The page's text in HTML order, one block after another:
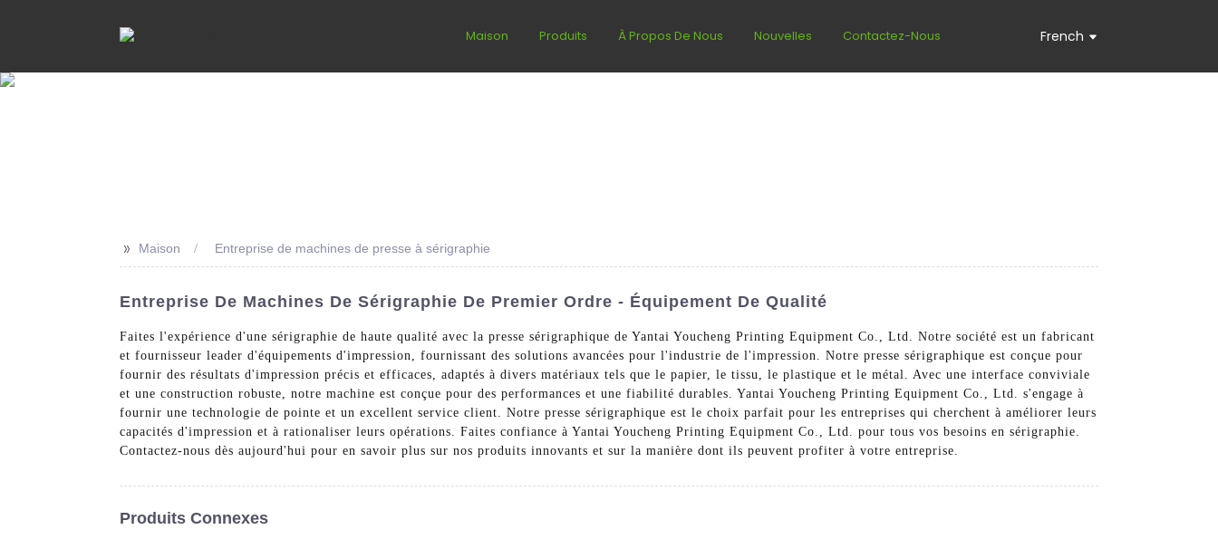
Maison Produits À Propos De Nous Nouvelles Contactez-Nous French
>> Maison Entreprise de machines de presse à sérigraphie
Entreprise De Machines De Sérigraphie De Premier Ordre - Équipement De Qualité
Faites l'expérience d'une sérigraphie de haute qualité avec la presse sérigraphique de Yantai Youcheng Printing Equipment Co., Ltd. Notre société est un fabricant
et fournisseur leader d'équipements d'impression, fournissant des solutions avancées pour l'industrie de l'impression. Notre presse sérigraphique est conçue pour
fournir des résultats d'impression précis et efficaces, adaptés à divers matériaux tels que le papier, le tissu, le plastique et le métal. Avec une interface conviviale
et une construction robuste, notre machine est conçue pour des performances et une fiabilité durables. Yantai Youcheng Printing Equipment Co., Ltd. s'engage à
fournir une technologie de pointe et un excellent service client. Notre presse sérigraphique est le choix parfait pour les entreprises qui cherchent à améliorer leurs
capacités d'impression et à rationaliser leurs opérations. Faites confiance à Yantai Youcheng Printing Equipment Co., Ltd. pour tous vos besoins en sérigraphie.
Contactez-nous dès aujourd'hui pour en savoir plus sur nos produits innovants et sur la manière dont ils peuvent profiter à votre entreprise.
Produits Connexes